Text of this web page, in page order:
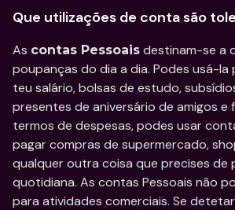
Que utilizações de conta são
As contas Pessoais destinam-se a
poupanças do dia a dia. Podes usá-la
teu salário, bolsas de estudo,
presentes de aniversário de amigos e
termos de despesas, podes usar
pagar compras de supermercado,
qualquer outra coisa que precises de
quotidiana. As contas Pessoais não
para atividades comerciais. Se